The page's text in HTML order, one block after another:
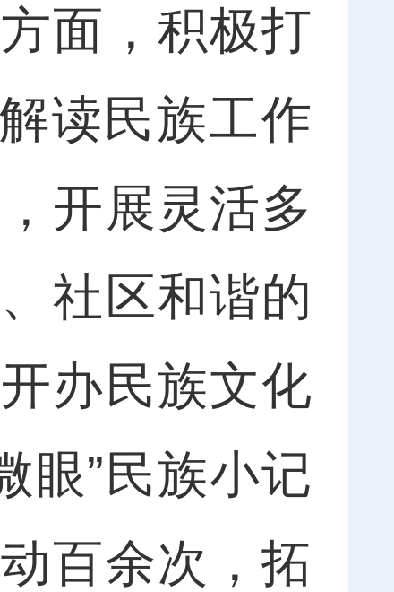
面，积极打
读民族工作
开展灵活多
社区和谐的
办民族文化
眼”民族小记
百余次，拓